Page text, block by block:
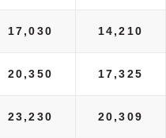
17,030 14,210
20,350 17,325
23,230 20,309